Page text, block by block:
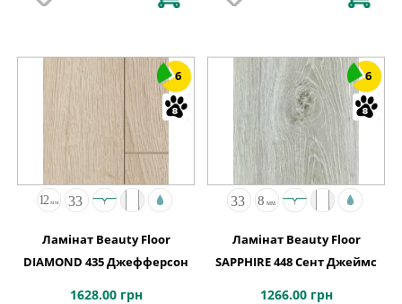
6
Ламінат Beauty Floor
DIAMOND 435 Джефферсон
1628.00 грн
6
Ламінат Beauty Floor
SAPPHIRE 448 Сент Джеймс
1266.00 грн